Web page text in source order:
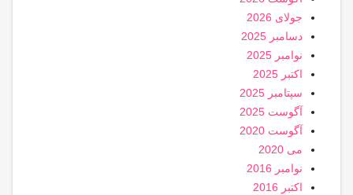
جولای 2026
دسامبر 2025
نوامبر 2025
اکتبر 2025
سپتامبر 2025
آگوست 2025
آگوست 2020
می 2020
نوامبر 2016
اکتبر 2016